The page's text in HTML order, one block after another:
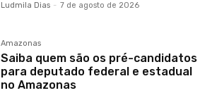
Ludmila Dias - 7 de agosto de 2026
Amazonas
Saiba quem são os pré-candidatos
para deputado federal e estadual
no Amazonas